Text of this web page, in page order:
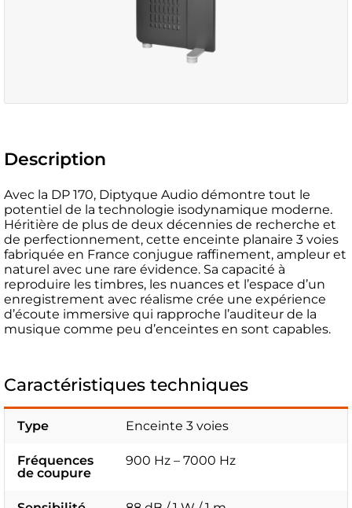
Description
Avec la DP 170, Diptyque Audio démontre tout le
potentiel de la technologie isodynamique moderne.
Héritière de plus de deux décennies de recherche et
de perfectionnement, cette enceinte planaire 3 voies
fabriquée en France conjugue raffinement, ampleur et
naturel avec une rare évidence. Sa capacité à
reproduire les timbres, les nuances et l’espace d’un
enregistrement avec réalisme crée une expérience
d’écoute immersive qui rapproche l’auditeur de la
musique comme peu d’enceintes en sont capables.
Caractéristiques techniques
Type Enceinte 3 voies
Fréquences
de coupure
900 Hz – 7000 Hz